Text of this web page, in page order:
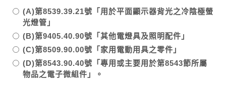
(A)第8539.39.21號「用於平面顯示器背光之冷陰極螢
光燈管」
(B)第9405.40.90號「其他電燈具及照明配件」
(C)第8509.90.00號「家用電動用具之零件」
(D)第8543.90.40號「專用或主要用於第8543節所屬
物品之電子微組件」。